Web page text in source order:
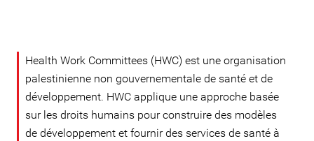
Health Work Committees (HWC) est une organisation
palestinienne non gouvernementale de santé et de
développement. HWC applique une approche basée
sur les droits humains pour construire des modèles
de développement et fournir des services de santé à